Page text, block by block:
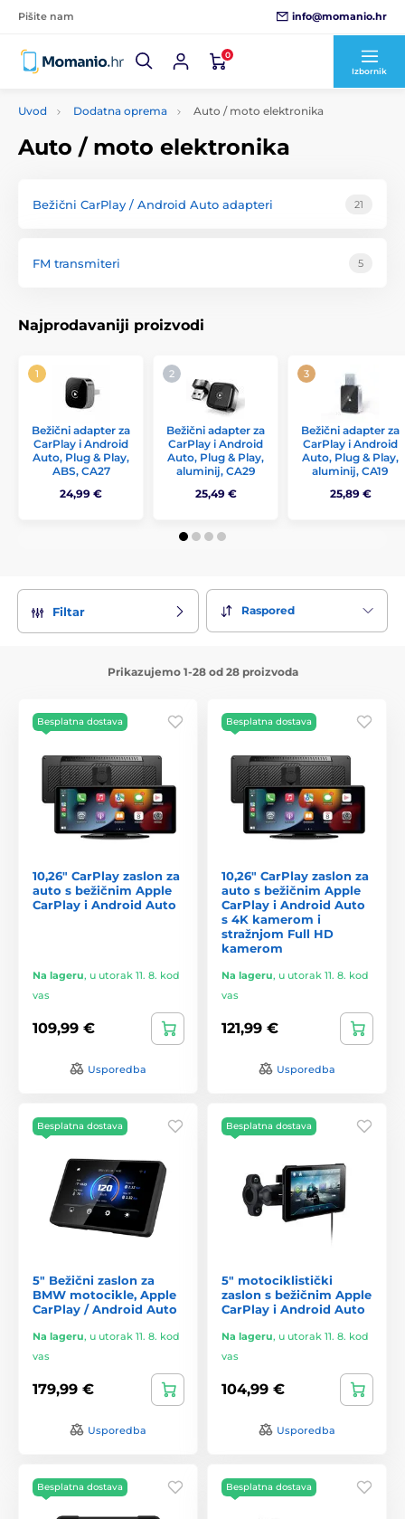
Pišite nam info@momanio.hr
0
Izbornik
Uvod Dodatna oprema Auto / moto elektronika
Auto / moto elektronika
Bežični CarPlay / Android Auto adapteri 21
FM transmiteri 5
Najprodavaniji proizvodi
Bežični adapter za
CarPlay i Android
Auto, Plug & Play,
ABS, CA27
24,99 €
Bežični adapter za
CarPlay i Android
Auto, Plug & Play,
aluminij, CA29
25,49 €
Bežični adapter za
CarPlay i Android
Auto, Plug & Play,
aluminij, CA19
25,89 €
Filtar Raspored
Prikazujemo 1-28 od 28 proizvoda
Besplatna dostava
10,26" CarPlay zaslon za
auto s bežičnim Apple
CarPlay i Android Auto
Na lageru, u utorak 11. 8. kod
vas
109,99 €
Usporedba
Besplatna dostava
10,26" CarPlay zaslon za
auto s bežičnim Apple
CarPlay i Android Auto
s 4K kamerom i
stražnjom Full HD
kamerom
Na lageru, u utorak 11. 8. kod
vas
121,99 €
Usporedba
Besplatna dostava
5" Bežični zaslon za
BMW motocikle, Apple
CarPlay / Android Auto
Na lageru, u utorak 11. 8. kod
vas
179,99 €
Usporedba
Besplatna dostava
5" motociklistički
zaslon s bežičnim Apple
CarPlay i Android Auto
Na lageru, u utorak 11. 8. kod
vas
104,99 €
Usporedba
Besplatna dostava Besplatna dostava